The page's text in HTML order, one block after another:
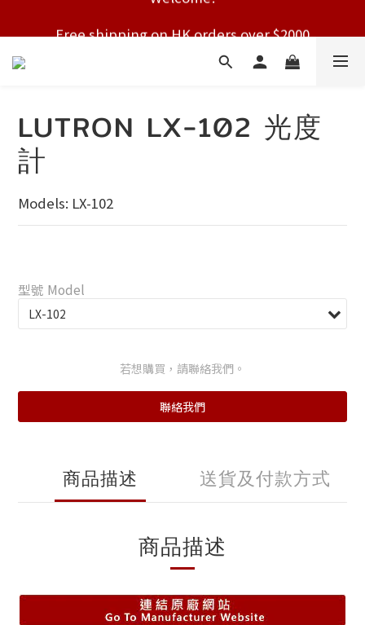
LUTRON LX-102 光度
計
Models: LX-102
型號 Model
若想購買，請聯絡我們。
聯絡我們
商品描述 送貨及付款方式
商品描述